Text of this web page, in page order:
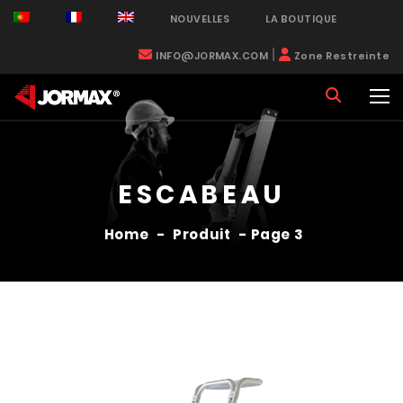
NOUVELLES LA BOUTIQUE
INFO@JORMAX.COM Zone Restreinte
ESCABEAU
Home - Produit - Page 3